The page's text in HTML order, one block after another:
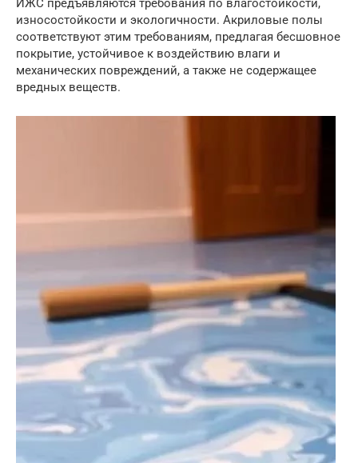
ИЖС предъявляются требования по влагостойкости,
износостойкости и экологичности. Акриловые полы
соответствуют этим требованиям, предлагая бесшовное
покрытие, устойчивое к воздействию влаги и
механических повреждений, а также не содержащее
вредных веществ.